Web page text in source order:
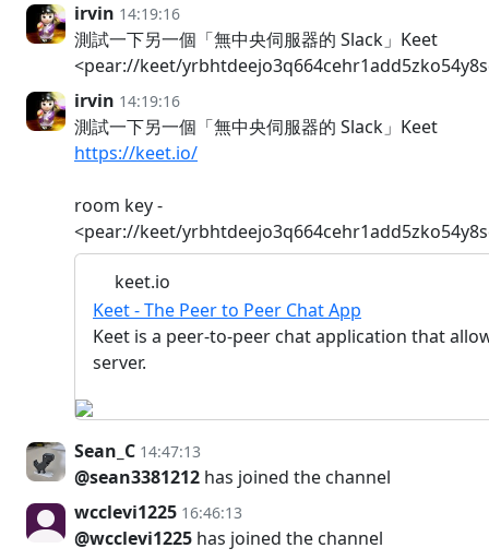
irvin 14:19:16
測試一下另一個「無中央伺服器的 Slack」Keet
<pear://keet/
irvin 14:19:16
測試一下另一個「無中央伺服器的 Slack」Keet
https://keet.io/
room key -
<pear://keet/
keet.io
Keet - The Peer to Peer Chat App
Keet is a peer-to-peer chat application that
server.
Sean_C 14:47:13
@sean3381212 has joined the channel
wcclevi1225 16:46:13
@wcclevi1225 has joined the channel